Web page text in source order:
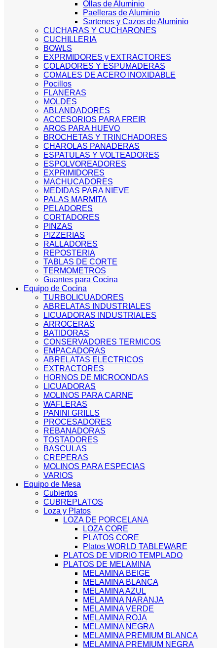
Ollas de Aluminio
Paelleras de Aluminio
Sartenes y Cazos de Aluminio
CUCHARAS Y CUCHARONES
CUCHILLERIA
BOWLS
EXPRMIDORES y EXTRACTORES
COLADORES Y ESPUMADERAS
COMALES DE ACERO INOXIDABLE
Pocillos
FLANERAS
MOLDES
ABLANDADORES
ACCESORIOS PARA FREIR
AROS PARA HUEVO
BROCHETAS Y TRINCHADORES
CHAROLAS PANADERAS
ESPATULAS Y VOLTEADORES
ESPOLVOREADORES
EXPRIMIDORES
MACHUCADORES
MEDIDAS PARA NIEVE
PALAS MARMITA
PELADORES
CORTADORES
PINZAS
PIZZERIAS
RALLADORES
REPOSTERIA
TABLAS DE CORTE
TERMOMETROS
Guantes para Cocina
Equipo de Cocina
TURBOLICUADORES
ABRELATAS INDUSTRIALES
LICUADORAS INDUSTRIALES
ARROCERAS
BATIDORAS
CONSERVADORES TERMICOS
EMPACADORAS
ABRELATAS ELECTRICOS
EXTRACTORES
HORNOS DE MICROONDAS
LICUADORAS
MOLINOS PARA CARNE
WAFLERAS
PANINI GRILLS
PROCESADORES
REBANADORAS
TOSTADORES
BASCULAS
CREPERAS
MOLINOS PARA ESPECIAS
VARIOS
Equipo de Mesa
Cubiertos
CUBREPLATOS
Loza y Platos
LOZA DE PORCELANA
LOZA CORE
PLATOS CORE
Platos WORLD TABLEWARE
PLATOS DE VIDRIO TEMPLADO
PLATOS DE MELAMINA
MELAMINA BEIGE
MELAMINA BLANCA
MELAMINA AZUL
MELAMINA NARANJA
MELAMINA VERDE
MELAMINA ROJA
MELAMINA NEGRA
MELAMINA PREMIUM BLANCA
MELAMINA PREMIUM NEGRA